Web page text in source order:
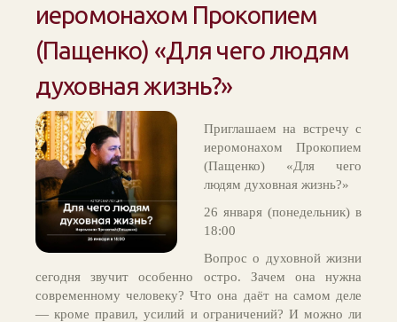
иеромонахом Прокопием
(Пащенко) «Для чего людям
духовная жизнь?»
Приглашаем на встречу с
иеромонахом Прокопием
(Пащенко) «Для чего
людям духовная жизнь?»
26 января (понедельник) в
18:00
Вопрос о духовной жизни
сегодня звучит особенно остро. Зачем она нужна
современному человеку? Что она даёт на самом деле
— кроме правил, усилий и ограничений? И можно ли